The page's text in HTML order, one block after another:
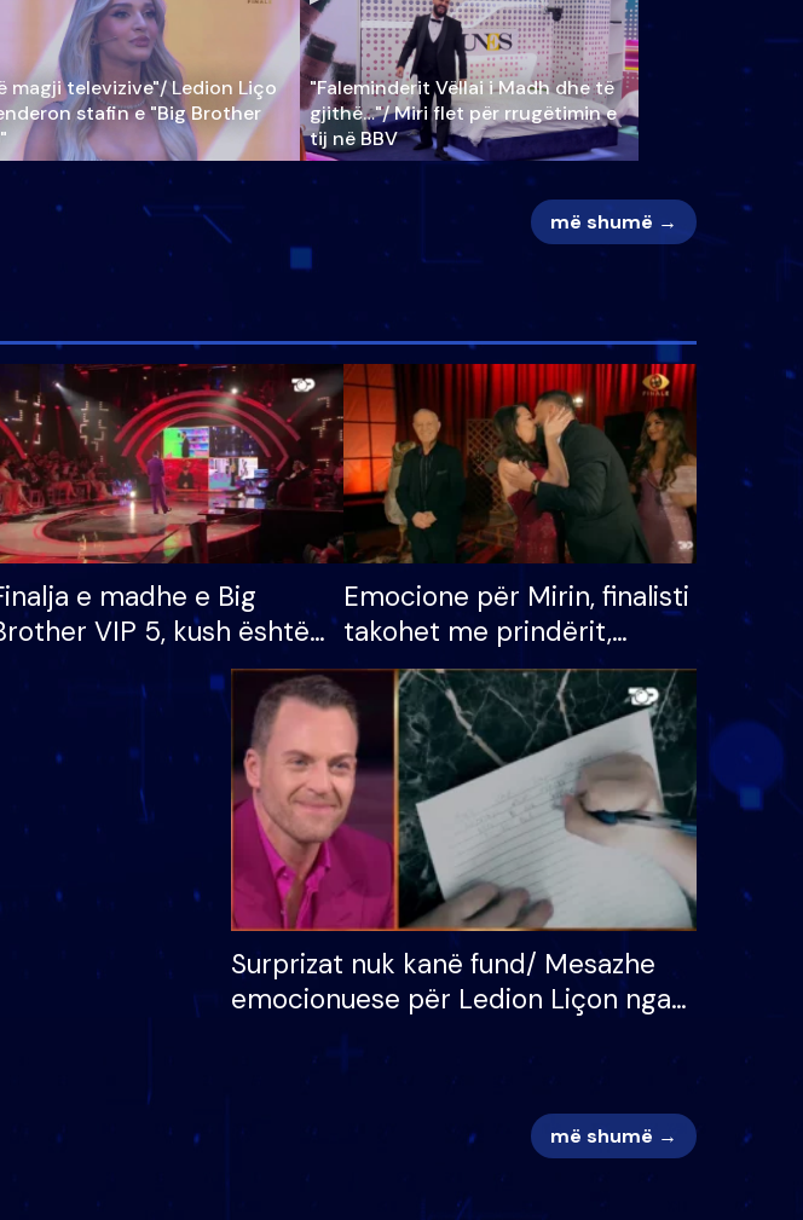
magji televizive"/ Ledion Liço
stafin e "Big Brother
"Faleminderit Vëllai i Madh dhe të
gjithë…"/ Miri flet për rrugëtimin e
tij në BBV
më shumë →
e madhe e Big
VIP 5, kush është
banori i parë që lë shtëpinë
dhe humb mundësinë për
të fituar çmimin e madh
Emocione për Mirin, finalisti
takohet me prindërit,
vajzën dhe bashkëshorten:
S’kemi ndonjë letër divorci
apo jo?
Surprizat nuk kanë fund/ Mesazhe
emocionuese për Ledion Liçon nga
më shumë →